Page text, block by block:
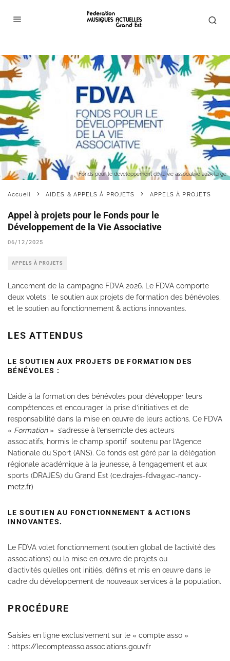
Fonds pour le developpement de la vie associative 2025 large
Accueil AIDES & APPELS À PROJETS APPELS À PROJETS
Appel à projets pour le Fonds pour le
Développement de la Vie Associative
06/12/2025
APPELS À PROJETS
Lancement de la campagne FDVA 2026. Le FDVA comporte
deux volets : le soutien aux projets de formation des bénévoles,
et le soutien au fonctionnement & actions innovantes.
LES ATTENDUS
LE SOUTIEN AUX PROJETS DE FORMATION DES
BÉNÉVOLES :
L’aide à la formation des bénévoles pour développer leurs
compétences et encourager la prise d’initiatives et de
responsabilité dans la mise en œuvre de leurs actions. Ce FDVA
« Formation» s’adresse à l’ensemble des acteurs
associatifs, hormis le champ sportif soutenu par l’Agence
Nationale du Sport (ANS). Ce fonds est géré par la délégation
régionale académique à la jeunesse, à l’engagement et aux
sports (DRAJES) du Grand Est (ce.drajes-fdva@ac-nancy-
metz.fr)
LE SOUTIEN AU FONCTIONNEMENT & ACTIONS
INNOVANTES.
Le FDVA volet fonctionnement (soutien global de l’activité des
associations) ou la mise en œuvre de projets ou
d’activités qu’elles ont initiés, définis et mis en œuvre dans le
cadre du développement de nouveaux services à la population.
PROCÉDURE
Saisies en ligne exclusivement sur le « compte asso »
: https://lecompteasso.associations.gouv.fr